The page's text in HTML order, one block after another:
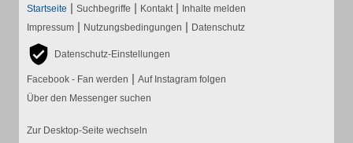
Startseite | Suchbegriffe | Kontakt | Inhalte melden
Impressum | Nutzungsbedingungen | Datenschutz
Datenschutz-Einstellungen
Facebook - Fan werden | Auf Instagram folgen
Über den Messenger suchen
Zur Desktop-Seite wechseln